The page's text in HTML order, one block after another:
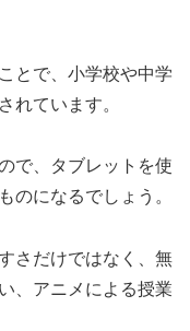
とで、小学校や中学
れています。
で、タブレットを使
のになるでしょう。
さだけではなく、無
、アニメによる授業